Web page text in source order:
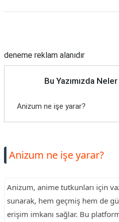
deneme reklam alanıdır
Bu Yazımızda
Anizum ne işe yarar?
Anizum ne işe yarar?
Anizum, anime tutkunları için
sunarak, hem geçmiş hem de
erişim imkanı sağlar. Bu